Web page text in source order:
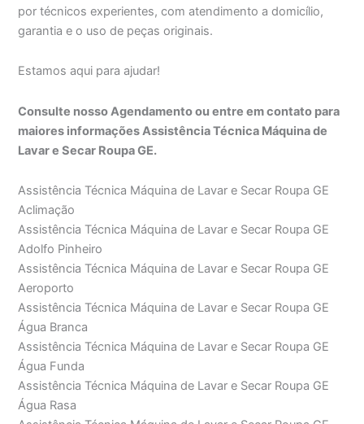
por técnicos experientes, com atendimento a domicílio,
garantia e o uso de peças originais.
Estamos aqui para ajudar!
Consulte nosso Agendamento ou entre em contato para
maiores informações Assistência Técnica Máquina de
Lavar e Secar Roupa GE.
Assistência Técnica Máquina de Lavar e Secar Roupa GE
Aclimação
Assistência Técnica Máquina de Lavar e Secar Roupa GE
Adolfo Pinheiro
Assistência Técnica Máquina de Lavar e Secar Roupa GE
Aeroporto
Assistência Técnica Máquina de Lavar e Secar Roupa GE
Água Branca
Assistência Técnica Máquina de Lavar e Secar Roupa GE
Água Funda
Assistência Técnica Máquina de Lavar e Secar Roupa GE
Água Rasa